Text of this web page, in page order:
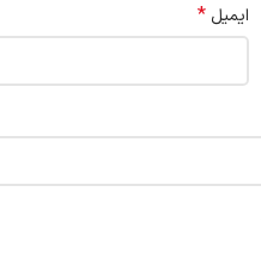
ایمیل *